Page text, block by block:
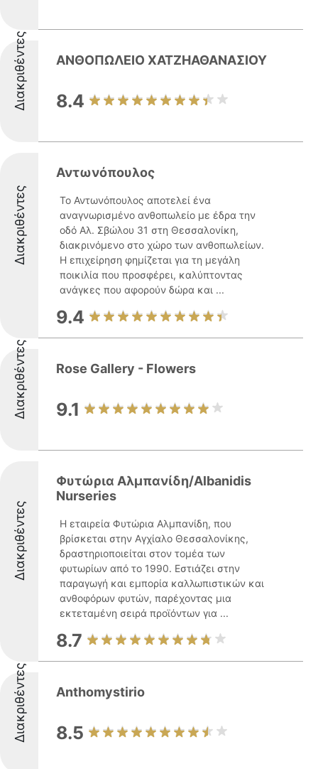
Διακριθέντες ΑΝΘΟΠΩΛΕΙΟ ΧΑΤΖΗΑΘΑΝΑΣΙΟΥ
8.4
Διακριθέντες
Αντωνόπουλος
Το Αντωνόπουλος αποτελεί ένα
αναγνωρισμένο ανθοπωλείο με έδρα την
οδό Αλ. Σβώλου 31 στη Θεσσαλονίκη,
διακρινόμενο στο χώρο των ανθοπωλείων.
Η επιχείρηση φημίζεται για τη μεγάλη
ποικιλία που προσφέρει, καλύπτοντας
ανάγκες που αφορούν δώρα και ...
9.4
Διακριθέντες Rose Gallery - Flowers
9.1
Διακριθέντες
Φυτώρια Αλμπανίδη/Albanidis
Nurseries
Η εταιρεία Φυτώρια Αλμπανίδη, που
βρίσκεται στην Αγχίαλο Θεσσαλονίκης,
δραστηριοποιείται στον τομέα των
φυτωρίων από το 1990. Εστιάζει στην
παραγωγή και εμπορία καλλωπιστικών και
ανθοφόρων φυτών, παρέχοντας μια
εκτεταμένη σειρά προϊόντων για ...
8.7
Διακριθέντες Anthomystirio
8.5